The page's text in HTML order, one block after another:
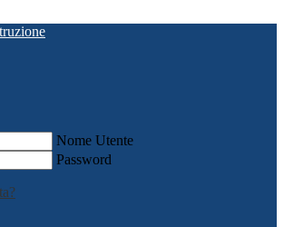
Nome Utente
Password